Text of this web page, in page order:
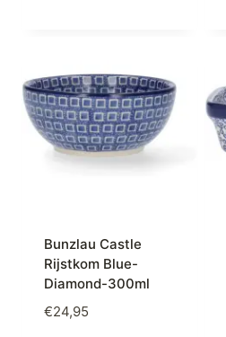
Bunzlau Castle
Rijstkom Blue-
Diamond-300ml
€24,95